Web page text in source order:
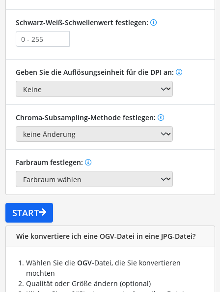
Schwarz-Weiß-Schwellenwert festlegen:
Geben Sie die Auflösungseinheit für die DPI an:
Chroma-Subsampling-Methode festlegen:
Farbraum festlegen:
START
Wie konvertiere ich eine OGV-Datei in eine JPG-Datei?
Wählen Sie die OGV-Datei, die Sie konvertieren
möchten
Qualität oder Größe ändern (optional)